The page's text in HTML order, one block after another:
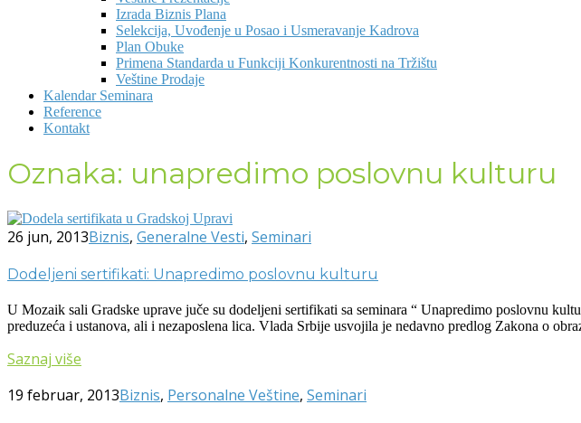
Izrada Biznis Plana
Selekcija, Uvođenje u Posao i Usmeravanje Kadrova
Plan Obuke
Primena Standarda u Funkciji Konkurentnosti na Tržištu
Veštine Prodaje
Kalendar Seminara
Reference
Kontakt
Oznaka: unapredimo poslovnu kulturu
26 jun, 2013Biznis, Generalne Vesti, Seminari
Dodeljeni sertifikati: Unapredimo poslovnu kulturu
U Mozaik sali Gradske uprave juče su dodeljeni sertifikati sa seminara “ Unapredimo poslovnu
preduzeća i ustanova, ali i nezaposlena lica. Vlada Srbije usvojila je nedavno predlog Zakona o
Saznaj više
19 februar, 2013Biznis, Personalne Veštine, Seminari